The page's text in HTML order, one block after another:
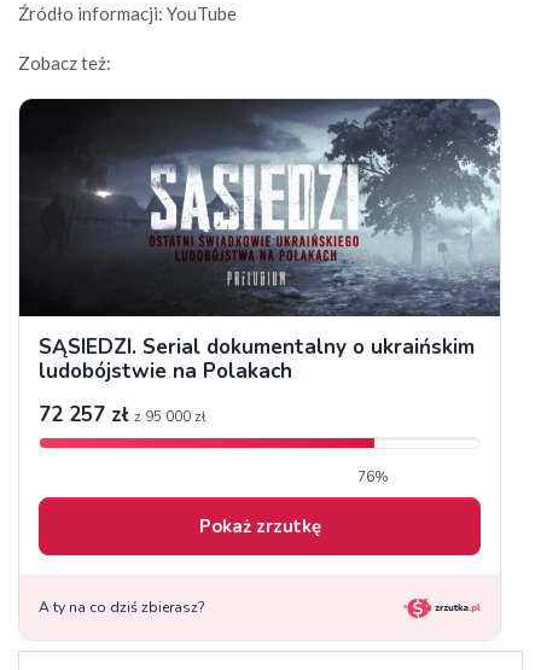
Źródło informacji: YouTube
Zobacz też: